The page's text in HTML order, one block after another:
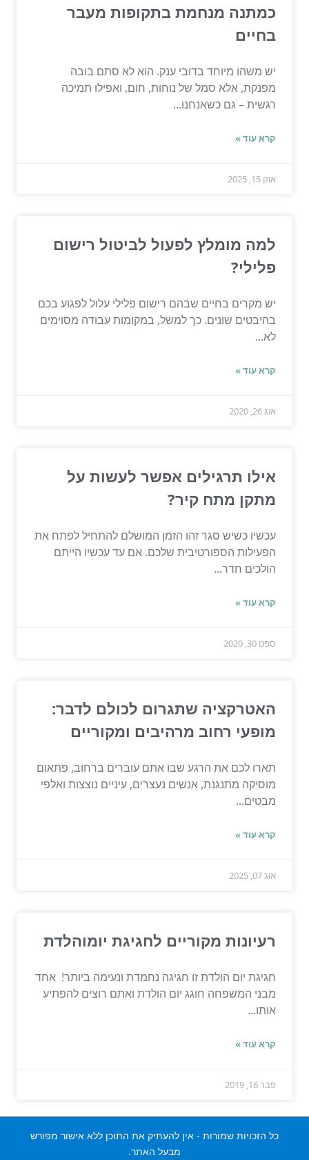
כמתנה מנחמת בתקופות מעבר
בחיים
יש משהו מיוחד בדובי ענק. הוא לא סתם בובה
מפנקת, אלא סמל של נוחות, חום, ואפילו תמיכה
רגשית – גם כשאנחנו...
קרא עוד »
אוק 15, 2025
למה מומלץ לפעול לביטול רישום
פלילי?
יש מקרים בחיים שבהם רישום פלילי עלול לפגוע בכם
בהיבטים שונים. כך למשל, במקומות עבודה מסוימים
לא...
קרא עוד »
אוג 26, 2020
אילו תרגילים אפשר לעשות על
מתקן מתח קיר?
עכשיו כשיש סגר זהו הזמן המושלם להתחיל לפתח את
הפעילות הספורטיבית שלכם. אם עד עכשיו הייתם
הולכים חדר...
קרא עוד »
ספט 30, 2020
האטרקציה שתגרום לכולם לדבר:
מופעי רחוב מרהיבים ומקוריים
תארו לכם את הרגע שבו אתם עוברים ברחוב, פתאום
מוסיקה מתנגנת, אנשים נעצרים, עיניים נוצצות ואלפי
מבטים...
קרא עוד »
אוג 07, 2025
רעיונות מקוריים לחגיגת יומוהלדת
חגיגת יום הולדת זו חגיגה נחמדת ונעימה ביותר! אחד
מבני המשפחה חוגג יום הולדת ואתם רוצים להפתיע
אותו...
קרא עוד »
פבר 16, 2019
כל הזכויות שמורות - אין להעתיק את התוכן ללא אישור מפורש
מבעל האתר.